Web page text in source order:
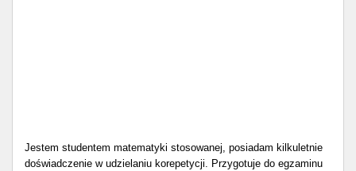
Jestem studentem matematyki stosowanej, posiadam kilkuletnie
doświadczenie w udzielaniu korepetycji. Przygotuje do egzaminu